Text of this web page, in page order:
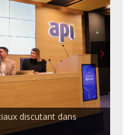
discutant dans